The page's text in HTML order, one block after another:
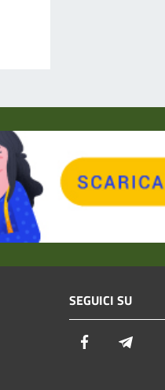
SEGUICI SU
Facebook